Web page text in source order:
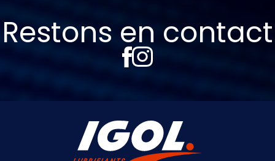
Restons en contact